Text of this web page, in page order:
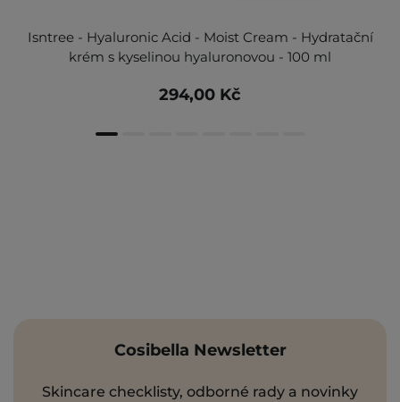
Isntree - Hyaluronic Acid - Moist Cream - Hydratační
krém s kyselinou hyaluronovou - 100 ml
294,00 Kč
Cosibella Newsletter
Skincare checklisty, odborné rady a novinky